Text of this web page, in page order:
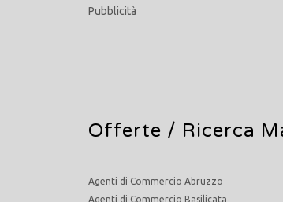
Pubblicità
Offerte / Ricerca
Agenti di Commercio Abruzzo
Agenti di Commercio Basilicata